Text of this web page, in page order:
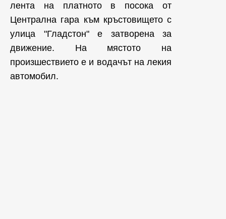
лента на платното в посока от
Централна гара към кръстовището с
улица "Гладстон" е затворена за
движение. На мястото на
произшествието е и водачът на лекия
автомобил.